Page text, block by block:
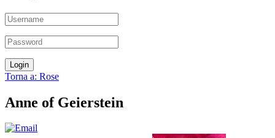
Torna a: Rose
Anne of Geierstein